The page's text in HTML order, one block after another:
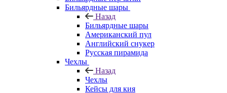
Бильярдные шары
Назад
Бильярдные шары
Американский пул
Английский снукер
Русская пирамида
Чехлы
Назад
Чехлы
Кейсы для кия